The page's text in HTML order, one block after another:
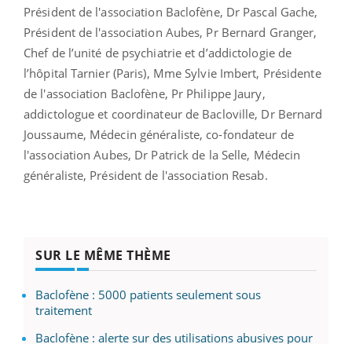
Président de l'association Baclofène, Dr Pascal Gache,
Président de l'association Aubes, Pr Bernard Granger,
Chef de l’unité de psychiatrie et d’addictologie de
l’hôpital Tarnier (Paris), Mme Sylvie Imbert, Présidente
de l'association Baclofène, Pr Philippe Jaury,
addictologue et coordinateur de Bacloville, Dr Bernard
Joussaume, Médecin généraliste, co-fondateur de
l'association Aubes, Dr Patrick de la Selle, Médecin
généraliste, Président de l'association Resab.
SUR LE MÊME THÈME
Baclofène : 5000 patients seulement sous
traitement
Baclofène : alerte sur des utilisations abusives pour